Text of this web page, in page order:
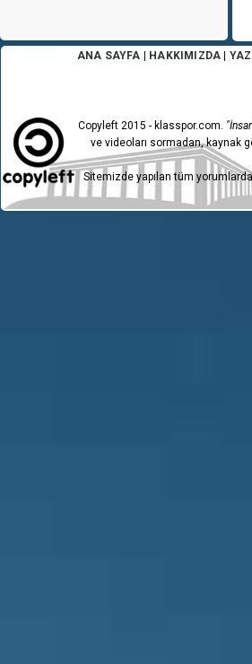
ANA SAYFA HAKKIMIZDA
Copyleft 2015 - klasspor.com.
ve videoları sormadan, kaynak
Sitemizde yapılan tüm